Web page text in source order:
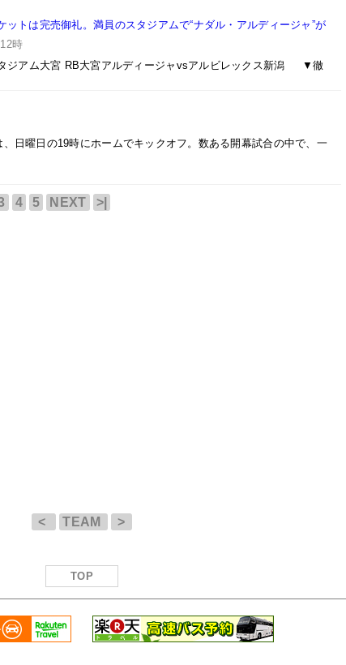
トは完売御礼。満員のスタジアムで“ナダル・アルディージャ”が
時
ジアム大宮 RB大宮アルディージャvsアルビレックス新潟 ▼徹
日曜日の19時にホームでキックオフ。数ある開幕試合の中で、一
4 5 NEXT >|
< TEAM >
TOP